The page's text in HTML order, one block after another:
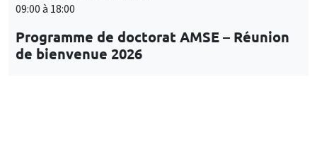
09:00 à 18:00
Programme de doctorat AMSE – Réunion
de bienvenue 2026